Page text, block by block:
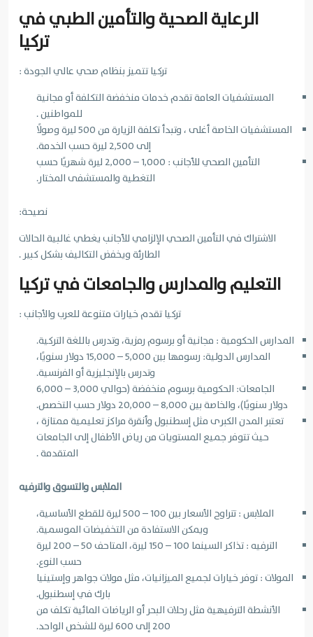
الرعاية الصحية والتأمين الطبي في
تركيا
تركيا تتميز بنظام صحي عالي الجودة :
المستشفيات العامة تقدم خدمات منخفضة التكلفة أو مجانية
للمواطنين .
المستشفيات الخاصة أغلى ، وتبدأ تكلفة الزيارة من 500 ليرة وصولًا
إلى 2,500 ليرة حسب الخدمة.
التأمين الصحي للأجانب : 1,000 – 2,000 ليرة شهريًا حسب
التغطية والمستشفى المختار.
نصيحة:
الاشتراك في التأمين الصحي الإلزامي للأجانب يغطي غالبية الحالات
الطارئة ويخفض التكاليف بشكل كبير .
التعليم والمدارس والجامعات في تركيا
تركيا تقدم خيارات متنوعة للعرب والأجانب :
المدارس الحكومية : مجانية أو برسوم رمزية، وتدرس باللغة التركية.
المدارس الدولية: رسومها بين 5,000 – 15,000 دولار سنويًا،
وتدرس بالإنجليزية أو الفرنسية.
الجامعات: الحكومية برسوم منخفضة (حوالي 3,000 – 6,000
دولار سنويًا)، والخاصة بين 8,000 – 20,000 دولار حسب التخصص.
تعتبر المدن الكبرى مثل إسطنبول وأنقرة مراكز تعليمية ممتازة ،
حيث تتوفر جميع المستويات من رياض الأطفال إلى الجامعات
المتقدمة .
الملابس والتسوق والترفيه
الملابس : تتراوح الأسعار بين 100 – 500 ليرة للقطع الأساسية،
ويمكن الاستفادة من التخفيضات الموسمية.
الترفيه : تذاكر السينما 100 – 150 ليرة، المتاحف 50 – 200 ليرة
حسب النوع.
المولات : توفر خيارات لجميع الميزانيات، مثل مولات جواهر وإستينيا
بارك في إسطنبول.
الأنشطة الترفيهية مثل رحلات البحر أو الرياضات المائية تكلف من
200 إلى 600 ليرة للشخص الواحد.